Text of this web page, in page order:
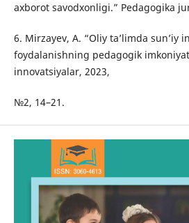
axborot savodxonligi.” Pedagogika
6. Mirzayev, A. “Oliy ta’limda sun’iy
foydalanishning pedagogik
innovatsiyalar, 2023,
№2, 14–21.